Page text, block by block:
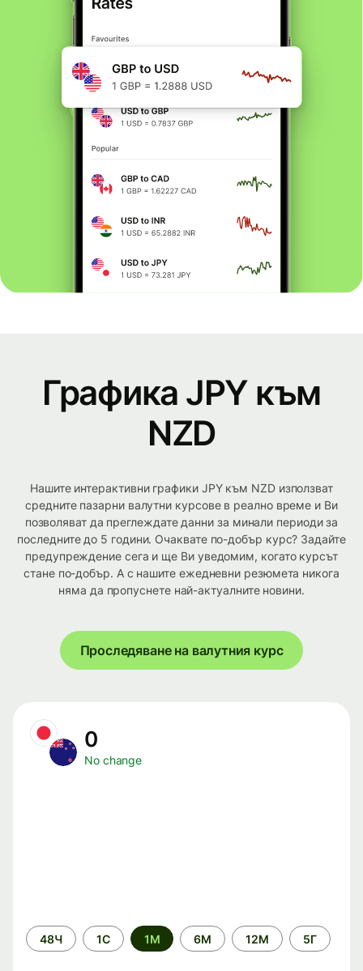
Графика JPY към
NZD
Нашите интерактивни графики JPY към NZD използват
средните пазарни валутни курсове в реално време и Ви
позволяват да преглеждате данни за минали периоди за
последните до 5 години. Очаквате по-добър курс? Задайте
предупреждение сега и ще Ви уведомим, когато курсът
стане по-добър. А с нашите ежедневни резюмета никога
няма да пропуснете най-актуалните новини.
Проследяване на валутния курс
0
No change
Time
period
48Ч 1С 1М 6М 12М 5Г